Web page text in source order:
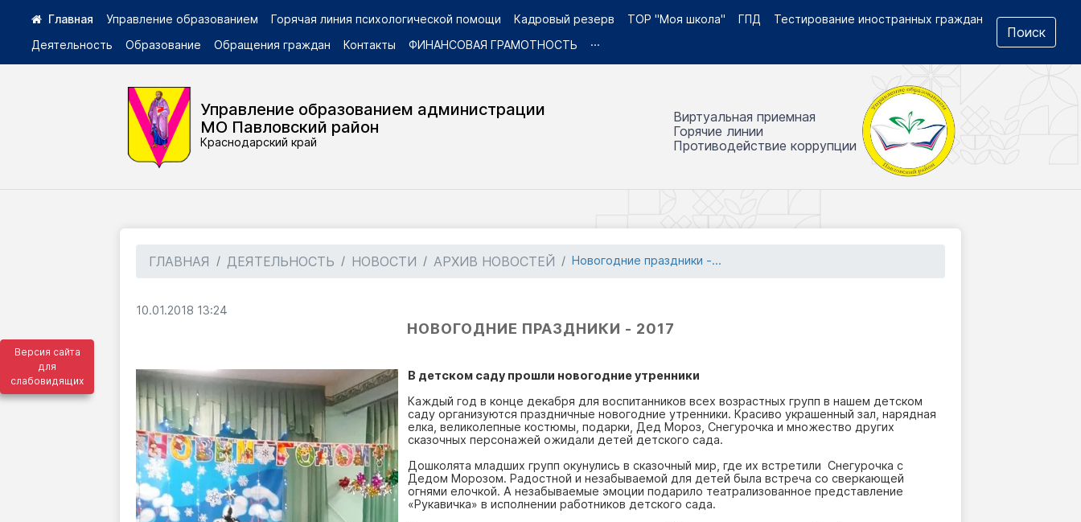
Версия сайта
для
слабовидящих
Управление образованием администрации
МО Павловский район
Краснодарский край
Виртуальная приемная
Горячие линии
Противодействие коррупции
Управление образованием Горячая линия психологической помощи Кадровый резерв ТОР "Моя школа" ГПД
Тестирование иностранных граждан
Деятельность
Образование Обращения граждан Контакты ФИНАНСОВАЯ ГРАМОТНОСТЬ ···
Поиск
ГЛАВНАЯ ДЕЯТЕЛЬНОСТЬ НОВОСТИ АРХИВ НОВОСТЕЙ Новогодние праздники -...
10.01.2018 13:24
НОВОГОДНИЕ ПРАЗДНИКИ - 2017
В детском саду прошли новогодние утренники
Каждый год в конце декабря для воспитанников всех возрастных групп в нашем детском
саду организуются праздничные новогодние утренники. Красиво украшенный зал, нарядная
елка, великолепные костюмы, подарки, Дед Мороз, Снегурочка и множество других
сказочных персонажей ожидали детей детского сада.
Дошколята младших групп окунулись в сказочный мир, где их встретили Снегурочка с
Дедом Морозом. Радостной и незабываемой для детей была встреча со сверкающей
огнями елочкой. А незабываемые эмоции подарило театрализованное представление
«Рукавичка» в исполнении работников детского сада.